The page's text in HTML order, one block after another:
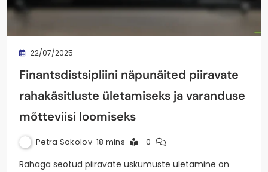
22/07/2025
Finantsdistsipliini näpunäited piiravate
rahakäsitluste ületamiseks ja varanduse
mõtteviisi loomiseks
Petra Sokolov 18 mins 0
Rahaga seotud piiravate uskumuste ületamine on